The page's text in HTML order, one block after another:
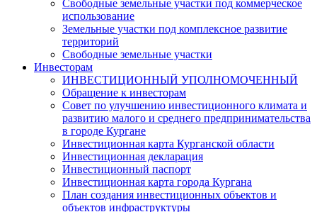
Свободные земельные участки под коммерческое
использование
Земельные участки под комплексное развитие
территорий
Свободные земельные участки
Инвесторам
ИНВЕСТИЦИОННЫЙ УПОЛНОМОЧЕННЫЙ
Обращение к инвесторам
Совет по улучшению инвестиционного климата и
развитию малого и среднего предпринимательства
в городе Кургане
Инвестиционная карта Курганской области
Инвестиционная декларация
Инвестиционный паспорт
Инвестиционная карта города Кургана
План создания инвестиционных объектов и
объектов инфраструктуры